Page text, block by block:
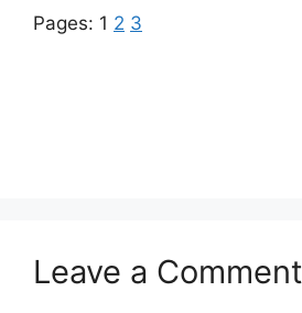
Pages: 1 2 3
Leave a Comment